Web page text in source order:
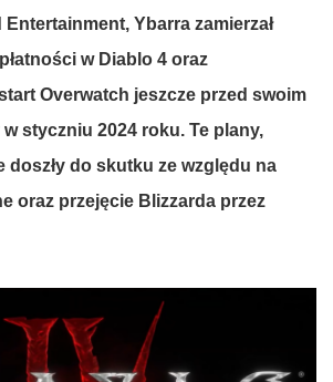
Entertainment, Ybarra zamierzał
w Diablo 4 oraz
Overwatch jeszcze przed swoim
wstyczniu 2024 roku. Te plany,
doszły do skutku ze względu na
oraz przejęcie Blizzarda przez